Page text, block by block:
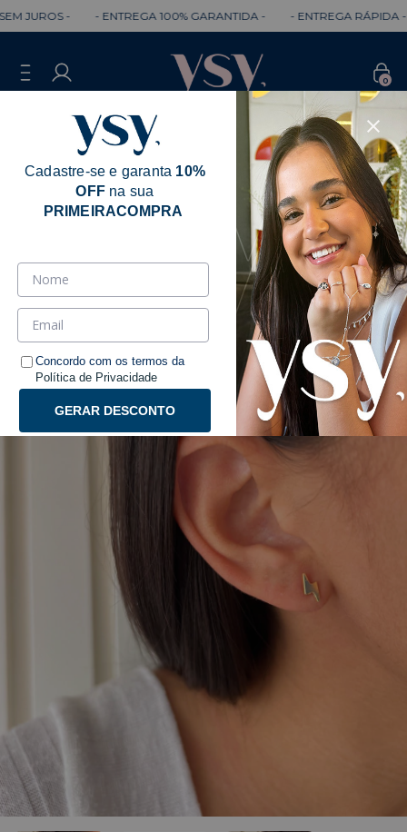
- - ENTREGA 100% GARANTIDA - - ENTREGA RÁPIDA -
0
Cadastre-se e garanta 10%
OFF na sua
PRIMEIRACOMPRA
Concordo com os termos da
Política de Privacidade
GERAR DESCONTO